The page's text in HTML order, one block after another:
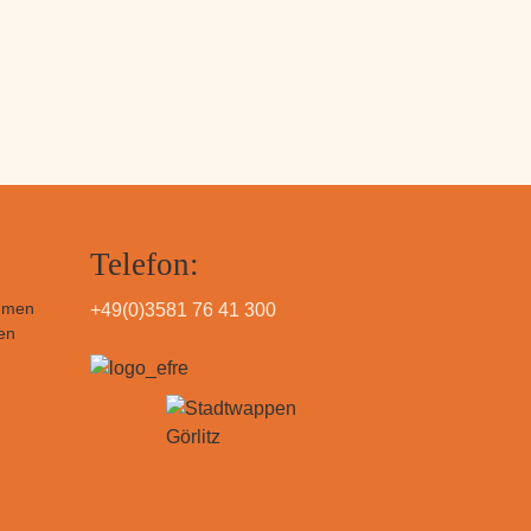
Telefon:
+49(0)3581 76 41 300